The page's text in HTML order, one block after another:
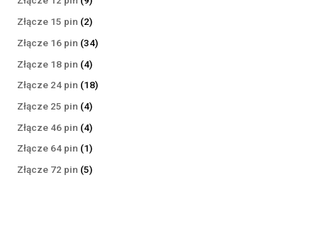
produktów
Złącze 15 pin 22
produkty
Złącze 16 pin 3434
Złącze 18 pin 44
produkty
Złącze 24 pin 1818
Złącze 25 pin 44
produkty
Złącze 46 pin 44
produkty
Złącze 64 pin 11
produkt
Złącze 72 pin 55